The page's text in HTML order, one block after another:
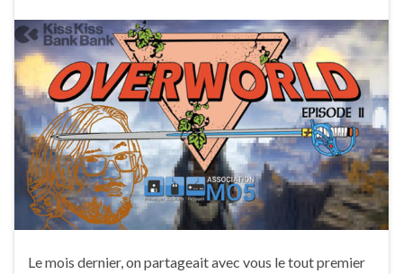
Le mois dernier, on partageait avec vous le tout premier